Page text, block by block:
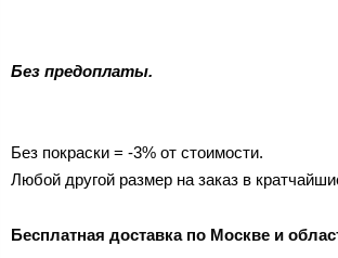
Без предоплаты.
Без покраски = -3% от стоимости.
Любой другой размер на заказ в
Бесплатная доставка по Москве и